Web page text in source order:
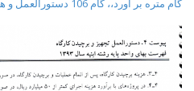
t
گام متره بر آورد،، گام 106 دستورالعمل و هزینه تجهیز کارگاه؛